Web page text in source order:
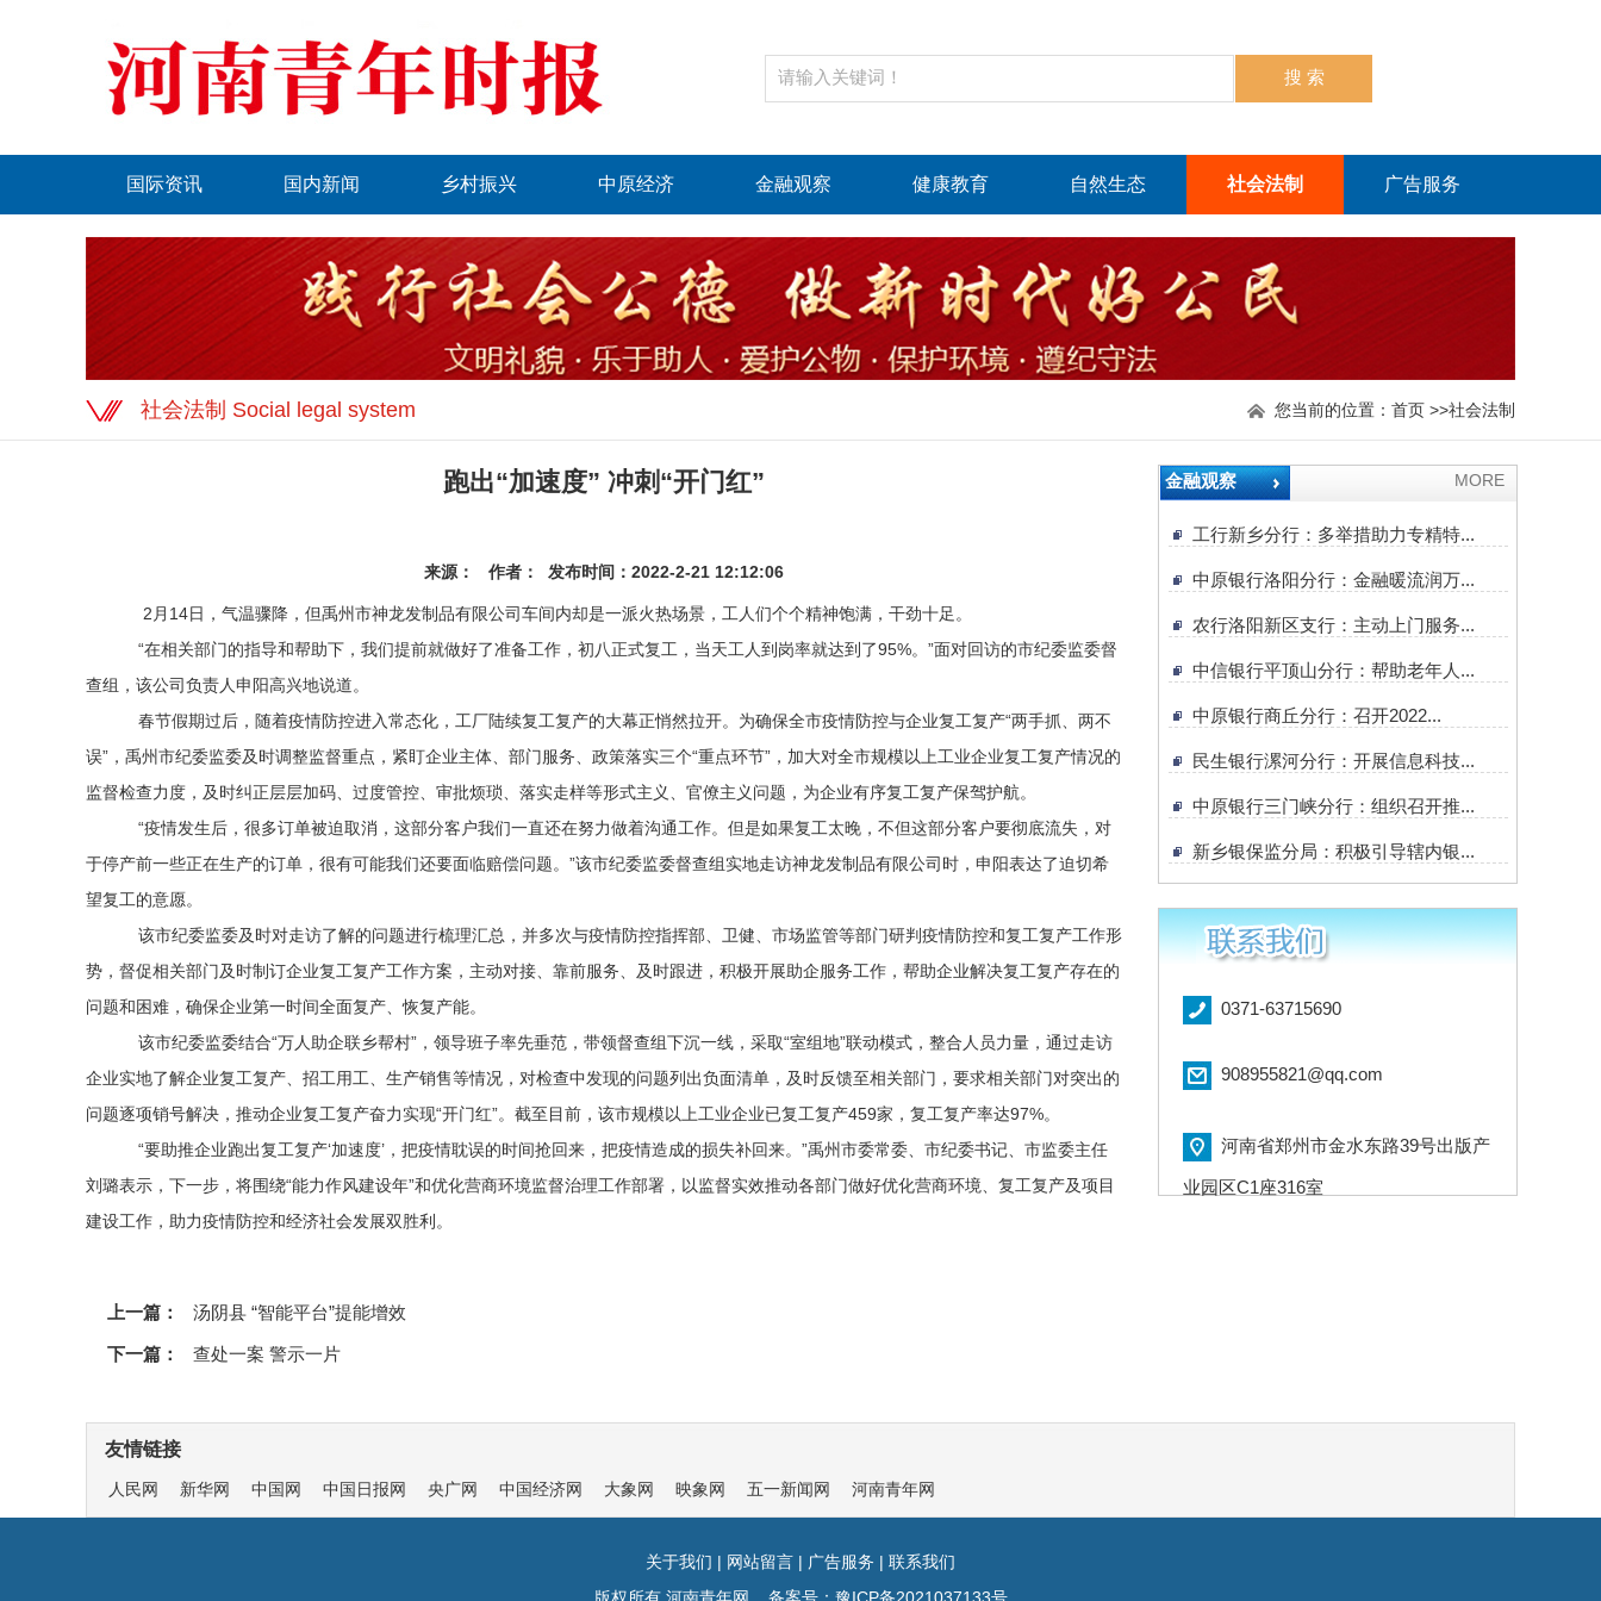
国际资讯 国内新闻 乡村振兴 中原经济 金融观察 健康教育 自然生态 社会法制 广告服务
1 2 3
社会法制 Social legal system 您当前的位置： 首页 >>社会法制
跑出“加速度” 冲刺“开门红”
来源： 作者： 发布时间：2022-2-21 12:12:06
2月14日，气温骤降，但禹州市神龙发制品有限公司车间内却是一派火热场景，工人们个个精神饱满，干劲十足。
“在相关部门的指导和帮助下，我们提前就做好了准备工作，初八正式复工，当天工人到岗率就达到了95%。”面对回访的市纪委监委督
查组，该公司负责人申阳高兴地说道。
春节假期过后，随着疫情防控进入常态化，工厂陆续复工复产的大幕正悄然拉开。为确保全市疫情防控与企业复工复产“两手抓、两不
误”，禹州市纪委监委及时调整监督重点，紧盯企业主体、部门服务、政策落实三个“重点环节”，加大对全市规模以上工业企业复工复产情况的
监督检查力度，及时纠正层层加码、过度管控、审批烦琐、落实走样等形式主义、官僚主义问题，为企业有序复工复产保驾护航。
“疫情发生后，很多订单被迫取消，这部分客户我们一直还在努力做着沟通工作。但是如果复工太晚，不但这部分客户要彻底流失，对
于停产前一些正在生产的订单，很有可能我们还要面临赔偿问题。”该市纪委监委督查组实地走访神龙发制品有限公司时，申阳表达了迫切希
望复工的意愿。
该市纪委监委及时对走访了解的问题进行梳理汇总，并多次与疫情防控指挥部、卫健、市场监管等部门研判疫情防控和复工复产工作形
势，督促相关部门及时制订企业复工复产工作方案，主动对接、靠前服务、及时跟进，积极开展助企服务工作，帮助企业解决复工复产存在的
问题和困难，确保企业第一时间全面复产、恢复产能。
该市纪委监委结合“万人助企联乡帮村”，领导班子率先垂范，带领督查组下沉一线，采取“室组地”联动模式，整合人员力量，通过走访
企业实地了解企业复工复产、招工用工、生产销售等情况，对检查中发现的问题列出负面清单，及时反馈至相关部门，要求相关部门对突出的
问题逐项销号解决，推动企业复工复产奋力实现“开门红”。截至目前，该市规模以上工业企业已复工复产459家，复工复产率达97%。
“要助推企业跑出复工复产‘加速度’，把疫情耽误的时间抢回来，把疫情造成的损失补回来。”禹州市委常委、市纪委书记、市监委主任
刘璐表示，下一步，将围绕“能力作风建设年”和优化营商环境监督治理工作部署，以监督实效推动各部门做好优化营商环境、复工复产及项目
建设工作，助力疫情防控和经济社会发展双胜利。
上一篇： 汤阴县 “智能平台”提能增效
下一篇： 查处一案 警示一片
金融观察 MORE
工行新乡分行：多举措助力专精特...
中原银行洛阳分行：金融暖流润万...
农行洛阳新区支行：主动上门服务...
中信银行平顶山分行：帮助老年人...
中原银行商丘分行：召开2022...
民生银行漯河分行：开展信息科技...
中原银行三门峡分行：组织召开推...
新乡银保监分局：积极引导辖内银...
0371-63715690
908955821@qq.com
河南省郑州市金水东路39号出版产
业园区C1座316室
友情链接
人民网 新华网 中国网 中国日报网 央广网 中国经济网 大象网 映象网 五一新闻网 河南青年网
关于我们 | 网站留言 | 广告服务 | 联系我们